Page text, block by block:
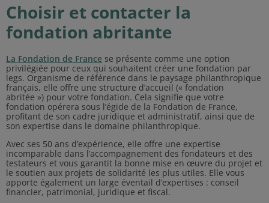
Choisir et contacter la
fondation abritante
La Fondation de France se présente comme une option
privilégiée pour ceux qui souhaitent créer une fondation par
legs. Organisme de référence dans le paysage philanthropique
français, elle offre une structure d’accueil (« fondation
abritée ») pour votre fondation. Cela signifie que votre
fondation opérera sous l’égide de la Fondation de France,
profitant de son cadre juridique et administratif, ainsi que de
son expertise dans le domaine philanthropique.
Avec ses 50 ans d’expérience, elle offre une expertise
incomparable dans l’accompagnement des fondateurs et des
testateurs et vous garantit la bonne mise en œuvre du projet et
le soutien aux projets de solidarité les plus utiles. Elle vous
apporte également un large éventail d’expertises : conseil
financier, patrimonial, juridique et fiscal.